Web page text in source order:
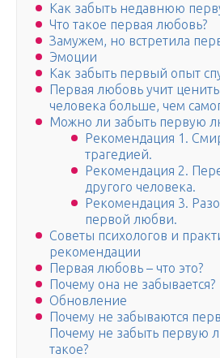
Как забыть недавнюю
Что такое первая любовь?
Замужем, но встретила
Эмоции
Как забыть первый опыт
Первая любовь учит
человека больше, чем
Можно ли забыть первую
Рекомендация 1.
трагедией.
Рекомендация 2.
другого человека.
Рекомендация 3.
первой любви.
Советы психологов и
рекомендации
Первая любовь – что это?
Почему она не забывается?
Обновление
Почему не забываются
Почему не забыть первую
такое?